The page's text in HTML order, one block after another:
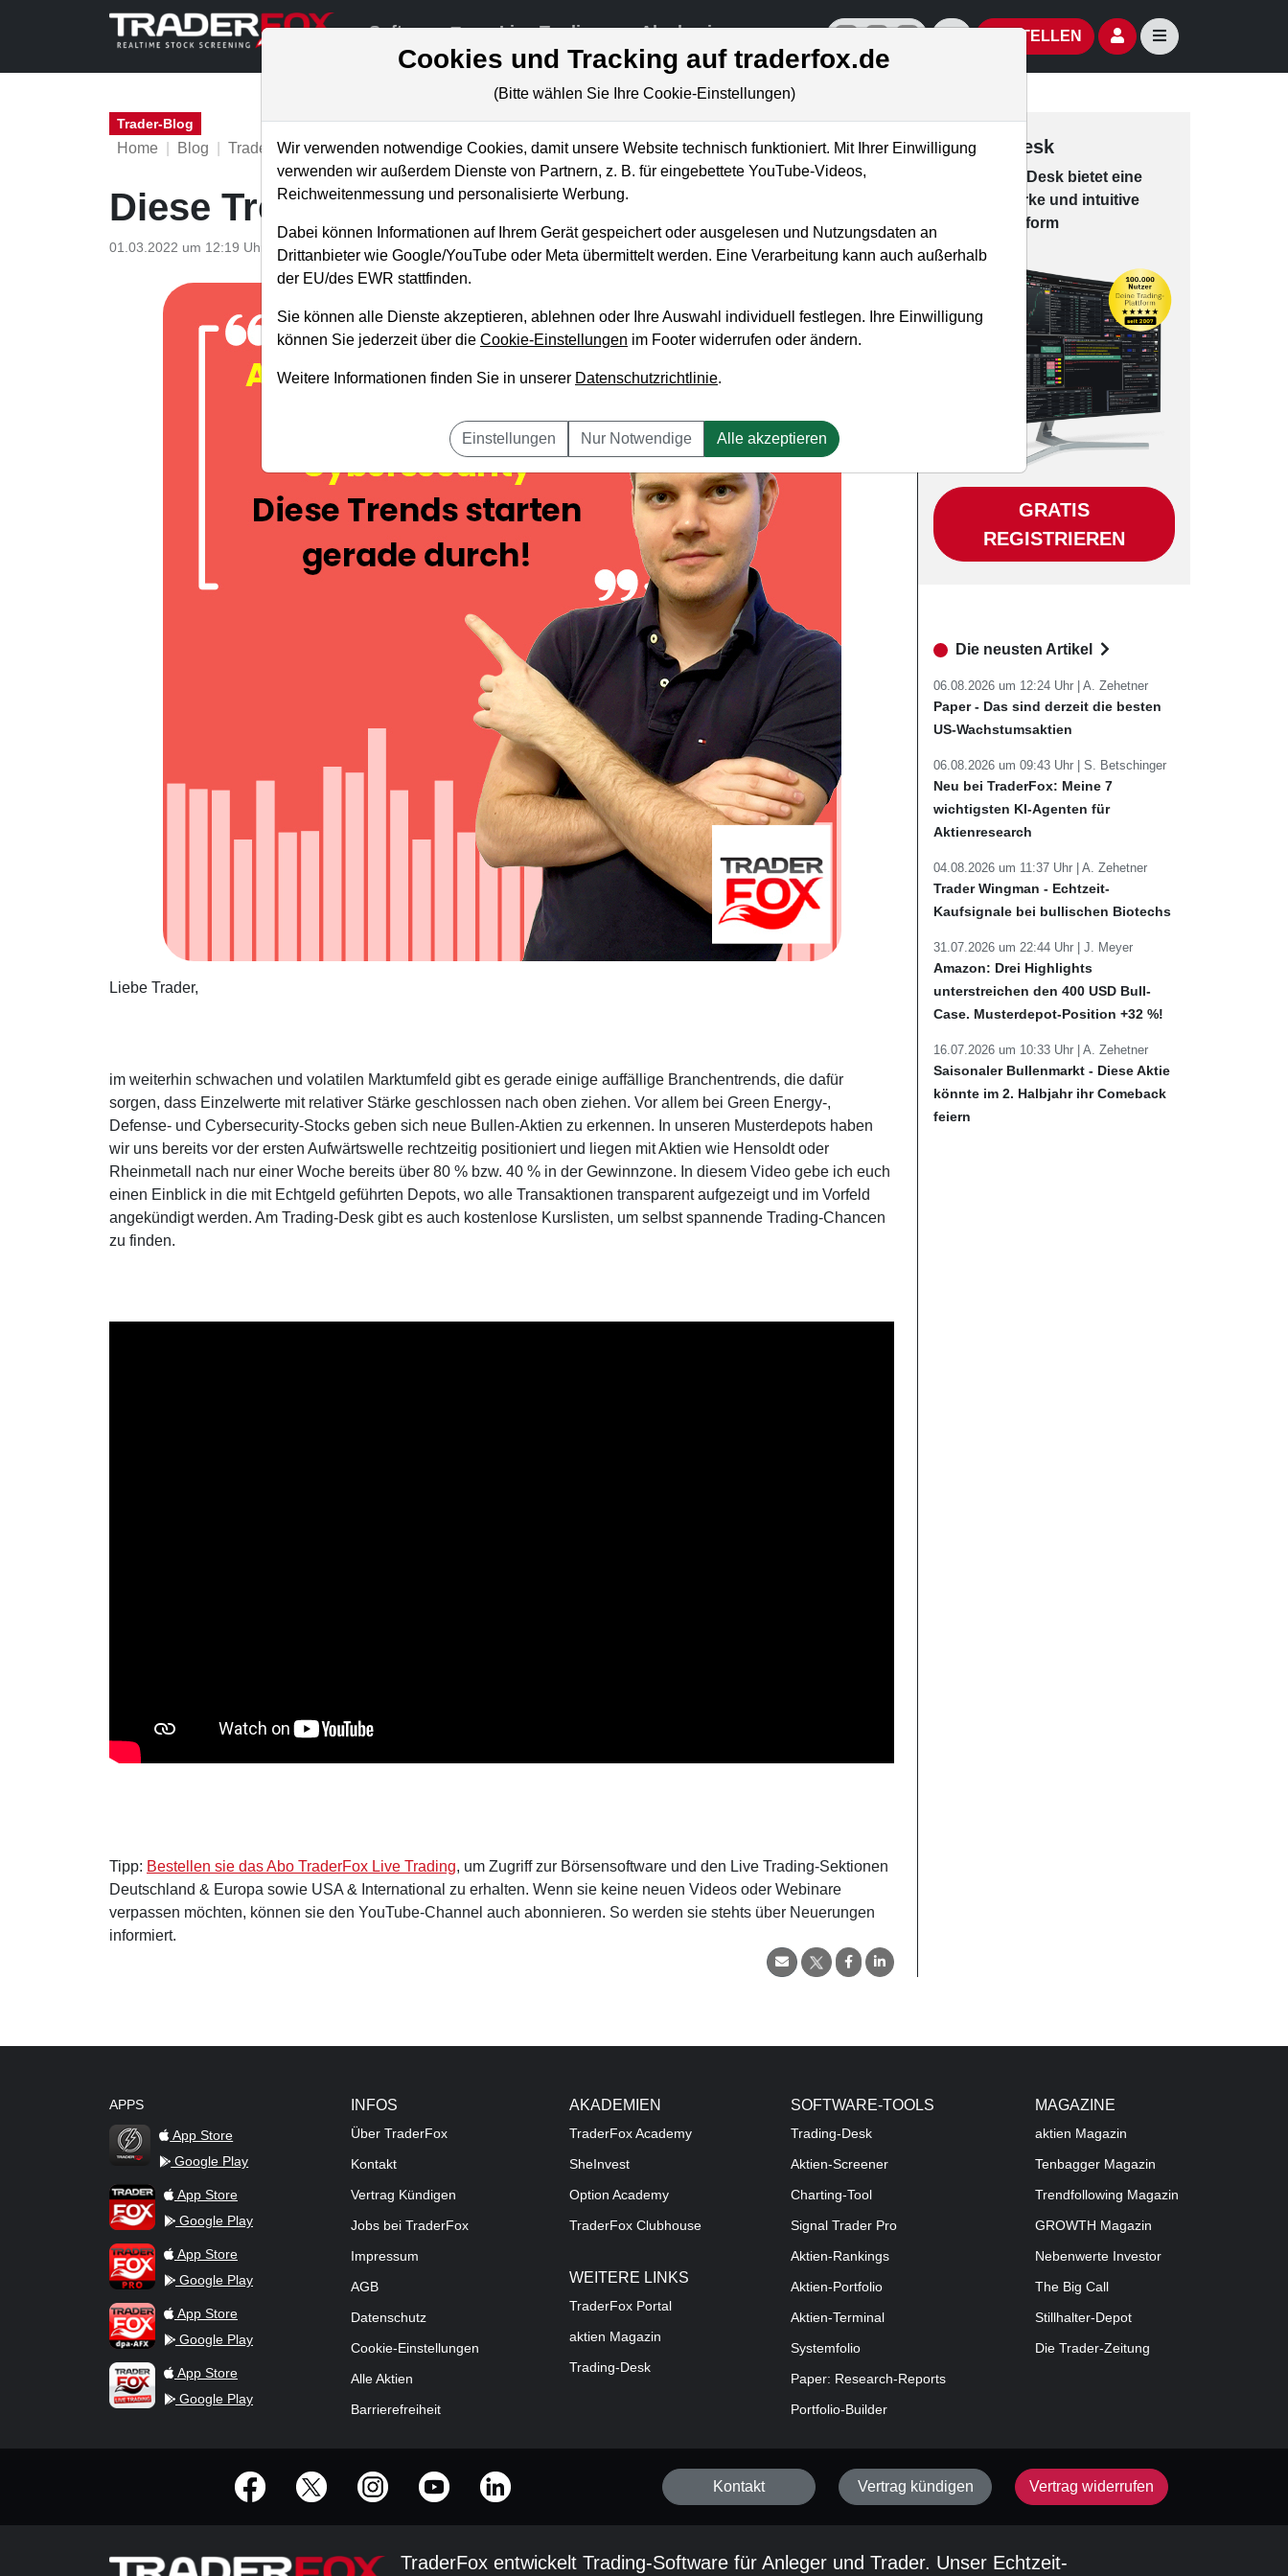
Software Live-Trading Akademie offizielle Social Media-AccountsAktien- und Artikelsuche öffnen
BESTELLEN Seitennavigation
Trader-Blog
Home Blog Trader-Blog
Diese Trends starten gerade durch!
01.03.2022 um 12:19 Uhr A. Zehetner
Liebe Trader,
im weiterhin schwachen und volatilen Marktumfeld gibt es gerade einige auffällige Branchentrends, die dafür
sorgen, dass Einzelwerte mit relativer Stärke geschlossen nach oben ziehen. Vor allem bei Green Energy-,
Defense- und Cybersecurity-Stocks geben sich neue Bullen-Aktien zu erkennen. In unseren Musterdepots haben
wir uns bereits vor der ersten Aufwärtswelle rechtzeitig positioniert und liegen mit Aktien wie Hensoldt oder
Rheinmetall nach nur einer Woche bereits über 80 % bzw. 40 % in der Gewinnzone. In diesem Video gebe ich euch
einen Einblick in die mit Echtgeld geführten Depots, wo alle Transaktionen transparent aufgezeigt und im Vorfeld
angekündigt werden. Am Trading-Desk gibt es auch kostenlose Kurslisten, um selbst spannende Trading-Chancen
zu finden.
Tipp: Bestellen sie das Abo TraderFox Live Trading, um Zugriff zur Börsensoftware und den Live Trading-Sektionen
Deutschland & Europa sowie USA & International zu erhalten. Wenn sie keine neuen Videos oder Webinare
verpassen möchten, können sie den YouTube-Channel auch abonnieren. So werden sie stehts über Neuerungen
informiert.
Trading-Desk
Desk bie­tet eine
leis­tungs­star­ke und in­tui­tive
Han­dels­platt­form
GRATIS
REGISTRIEREN
Die neusten Artikel
06.08.2026 um 12:24 Uhr | A. Zehetner
Paper - Das sind derzeit die besten
US-Wachstumsaktien
06.08.2026 um 09:43 Uhr | S. Betschinger
Neu bei TraderFox: Meine 7
wichtigsten KI-Agenten für
Aktienresearch
04.08.2026 um 11:37 Uhr | A. Zehetner
Trader Wingman - Echtzeit-
Kaufsignale bei bullischen Biotechs
31.07.2026 um 22:44 Uhr | J. Meyer
Amazon: Drei Highlights
unterstreichen den 400 USD Bull-
Case. Musterdepot-Position +32 %!
16.07.2026 um 10:33 Uhr | A. Zehetner
Saisonaler Bullenmarkt - Diese Aktie
könnte im 2. Halbjahr ihr Comeback
feiern
APPS
TraderFox Flash
App Store
Google Play
TraderFox AppApp Store
Google Play
TraderFox ProApp Store
Google Play
TraderFox dpa-AFX ProFeed
App Store
Google Play
TraderFox Live Trading
App Store
Google Play
INFOS
Über TraderFox
Kontakt
Vertrag Kündigen
Jobs bei TraderFox
Impressum
AGB
Datenschutz
Cookie-Einstellungen
Alle Aktien
Barrierefreiheit
AKADEMIEN
TraderFox Academy
SheInvest
Option Academy
TraderFox Clubhouse
WEITERE LINKS
TraderFox Portal
aktien Magazin
Trading-Desk
SOFTWARE-TOOLS
Trading-Desk
Aktien-Screener
Charting-Tool
Signal Trader Pro
Aktien-Rankings
Aktien-Portfolio
Aktien-Terminal
Systemfolio
Paper: Research-Reports
Portfolio-Builder
MAGAZINE
aktien Magazin
Tenbagger Magazin
Trendfollowing Magazin
GROWTH Magazin
Nebenwerte Investor
The Big Call
Stillhalter-Depot
Die Trader-Zeitung
offizielle Social Media-Accounts
Kontakt Vertrag kündigen Vertrag widerrufen
TraderFox entwickelt Trading-Software für Anleger und Trader. Unser Echtzeit-
Cookies und Tracking auf traderfox.de
(Bitte wählen Sie Ihre Cookie-Einstellungen)
Wir verwenden notwendige Cookies, damit unsere Website technisch funktioniert. Mit Ihrer Einwilligung
verwenden wir außerdem Dienste von Partnern, z. B. für eingebettete YouTube-Videos,
Reichweitenmessung und personalisierte Werbung.
Dabei können Informationen auf Ihrem Gerät gespeichert oder ausgelesen und Nutzungsdaten an
Drittanbieter wie Google/YouTube oder Meta übermittelt werden. Eine Verarbeitung kann auch außerhalb
der EU/des EWR stattfinden.
Sie können alle Dienste akzeptieren, ablehnen oder Ihre Auswahl individuell festlegen. Ihre Einwilligung
können Sie jederzeit über die Cookie-Einstellungen im Footer widerrufen oder ändern.
Weitere Informationen finden Sie in unserer Datenschutzrichtlinie.
Einstellungen Nur Notwendige Alle akzeptieren